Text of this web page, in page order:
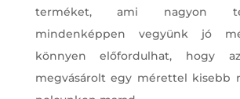
terméket, ami nagyon
mindenképpen vegyünk jó
könnyen előfordulhat, hogy
megvásárolt egy mérettel kisebb